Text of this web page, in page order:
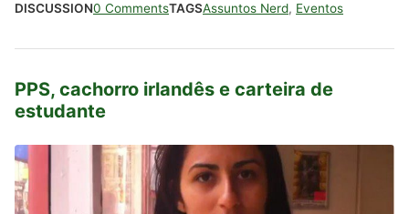
DISCUSSION0 CommentsTAGSAssuntos Nerd, Eventos
PPS, cachorro irlandês e carteira de
estudante